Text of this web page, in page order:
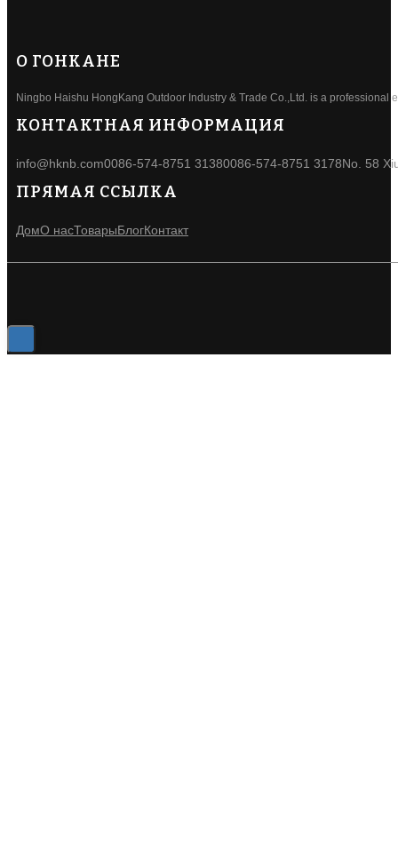
О ГОНКАНЕ
Ningbo Haishu HongKang Outdoor Industry & Trade Co.,Ltd. is a professional
КОНТАКТНАЯ ИНФОРМАЦИЯ
info@hknb.com0086-574-8751 31380086-574-8751 3178No. 58
ПРЯМАЯ ССЫЛКА
ДомО насТоварыБлогКонтакт